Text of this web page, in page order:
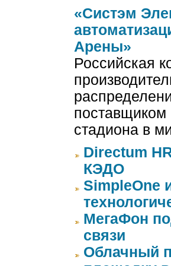
«Систэм
Арены»
Российская
поставщиком
стадиона в
Directum
КЭДО
SimpleOne
МегаФон
связи
Облачный